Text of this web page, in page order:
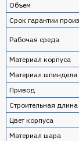
Объем
Срок гарантии
Рабочая среда
Материал корпуса
Материал шпинделя
Привод
Строительная
Цвет корпуса
Материал шара